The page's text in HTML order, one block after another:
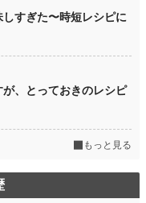
すぎた〜時短レシピに
、とっておきのレシピ
もっと見る